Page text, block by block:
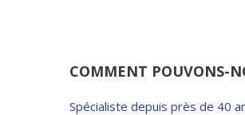
COMMENT POUVONS-
Spécialiste depuis près de 40